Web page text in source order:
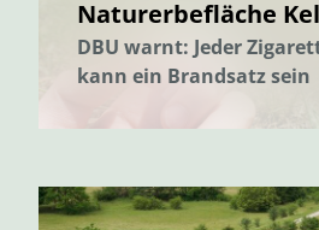
Naturerbefläche
DBU warnt: Jeder
kann ein Brandsatz sein